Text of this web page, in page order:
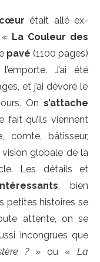
était allé ex-
La Couleur des
pavé (1100 pages)
J’ai été
et j’ai dévoré le
On s’attache
fait qu’ils viennent
comte, bâtisseur,
vision globale de la
Les détails et
, bien
petites histoires se
attente, on se
incongrues que
?» ou « La